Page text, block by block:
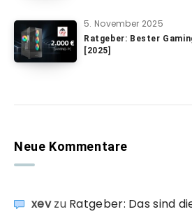
5. November 2025
Ratgeber: Bester
[2025]
Neue Kommentare
xevzu Ratgeber: Das sind